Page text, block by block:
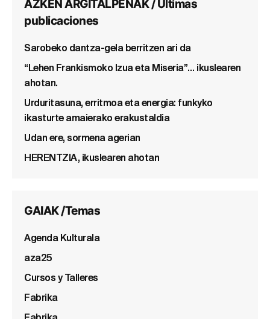
AZKEN ARGITALPENAK / Últimas
publicaciones
Sarobeko dantza-gela berritzen ari da
“Lehen Frankismoko Izua eta Miseria”… ikuslearen
ahotan.
Urduritasuna, erritmoa eta energia: funkyko
ikasturte amaierako erakustaldia
Udan ere, sormena agerian
HERENTZIA, ikuslearen ahotan
GAIAK /Temas
Agenda Kulturala
aza25
Cursos y Talleres
Fabrika